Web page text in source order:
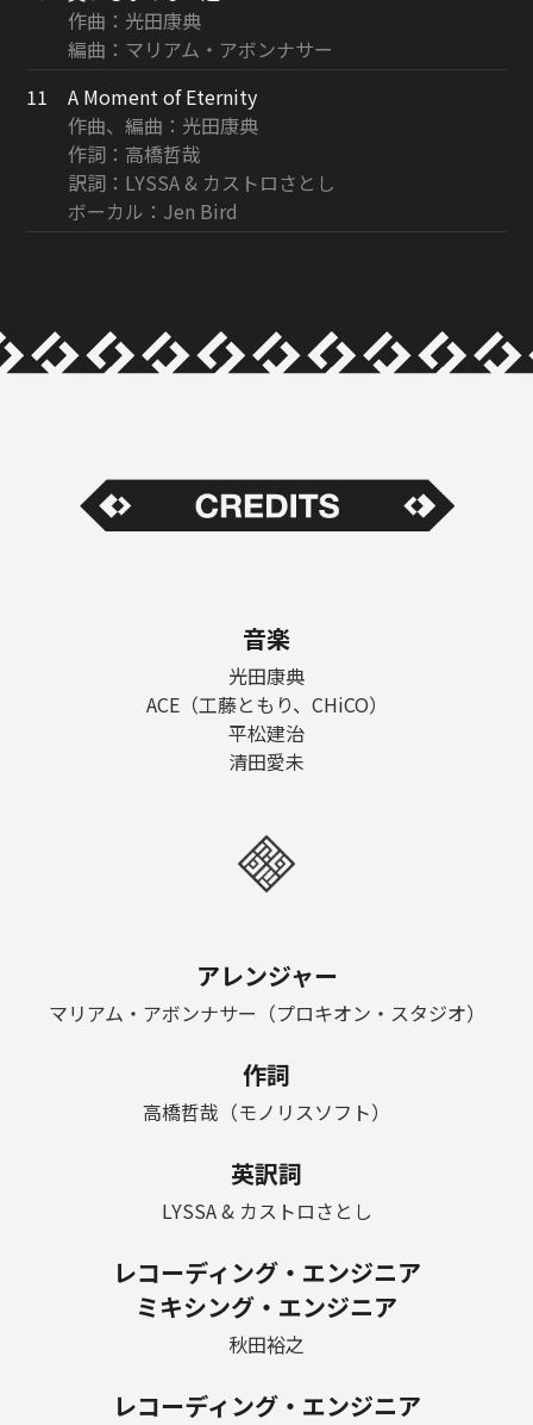
作曲：光田康典
編曲：マリアム・アボンナサー
11
A Moment of Eternity
作曲、編曲：光田康典
作詞：高橋哲哉
訳詞：LYSSA & カストロさとし
ボーカル：Jen Bird
音楽
光田康典
ACE（工藤ともり、CHiCO）
平松建治
清田愛未
アレンジャー
マリアム・アボンナサー（プロキオン・スタジオ）
作詞
高橋哲哉（モノリスソフト）
英訳詞
LYSSA & カストロさとし
レコーディング・エンジニア
ミキシング・エンジニア
秋田裕之
レコーディング・エンジニア